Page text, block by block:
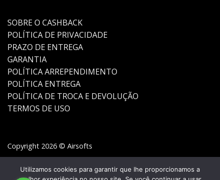
SOBRE O CASHBACK
POLÍTICA DE PRIVACIDADE
PRAZO DE ENTREGA
GARANTIA
POLÍTICA ARREPENDIMENTO
POLÍTICA ENTREGA
POLÍTICA DE TROCA E DEVOLUÇÃO
TERMOS DE USO
Copyright 2026 © Airsofts
Utilizamos cookies para garantir que lhe proporcionamos a